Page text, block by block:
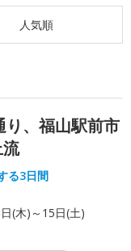
人気順
り、福山駅前市
る3日間
(木)～15日(土)